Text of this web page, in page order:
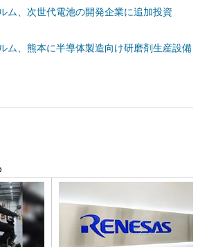
ム、次世代電池の開発企業に追加投資
ム、熊本に半導体製造向け研磨剤生産設備